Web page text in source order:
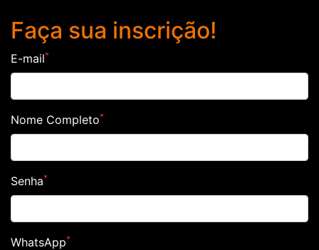
Faça sua inscrição!
E-mail*
Nome Completo*
Senha*
WhatsApp*